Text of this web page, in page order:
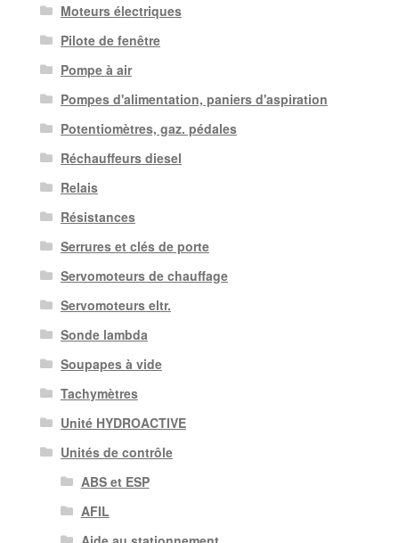
Moteurs électriques
Pilote de fenêtre
Pompe à air
Pompes d'alimentation, paniers d'aspiration
Potentiomètres, gaz. pédales
Réchauffeurs diesel
Relais
Résistances
Serrures et clés de porte
Servomoteurs de chauffage
Servomoteurs eltr.
Sonde lambda
Soupapes à vide
Tachymètres
Unité HYDROACTIVE
Unités de contrôle
ABS et ESP
AFIL